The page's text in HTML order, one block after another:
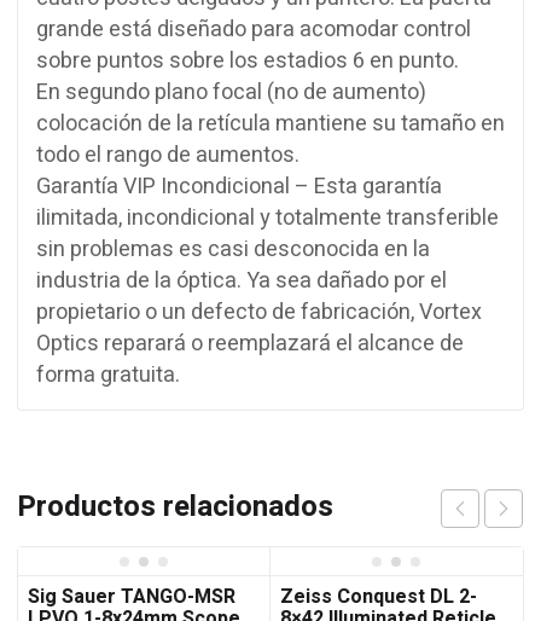
grande está diseñado para acomodar control
sobre puntos sobre los estadios 6 en punto.
En segundo plano focal (no de aumento)
colocación de la retícula mantiene su tamaño en
todo el rango de aumentos.
Garantía VIP Incondicional – Esta garantía
ilimitada, incondicional y totalmente transferible
sin problemas es casi desconocida en la
industria de la óptica. Ya sea dañado por el
propietario o un defecto de fabricación, Vortex
Optics reparará o reemplazará el alcance de
forma gratuita.
Productos relacionados
Sig Sauer TANGO-MSR Zeiss Conquest DL 2-